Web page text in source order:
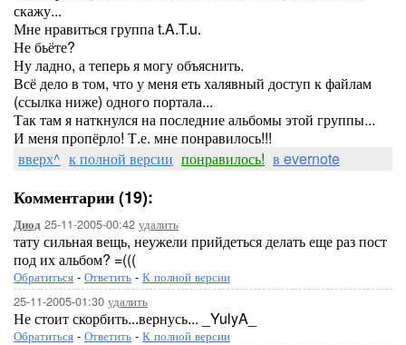
скажу...
Мне нравиться группа t.A.T.u.
Не бьёте?
Ну ладно, а теперь я могу объяснить.
Всё дело в том, что у меня еть халявный доступ к файлам
(ссылка ниже) одного портала...
Так там я наткнулся на последние альбомы этой группы...
И меня пропёрло! Т.е. мне понравилось!!!
вверх^ к полной версии понравилось! в evernote
Комментарии (19):
Диод 25-11-2005-00:42 удалить
тату сильная вещь, неужели прийдеться делать еще раз пост
под их альбом? =(((
Обратиться - Ответить - К полной версии
25-11-2005-01:30 удалить
Не стоит скорбить...вернусь... _YulyA_
Обратиться - Ответить - К полной версии